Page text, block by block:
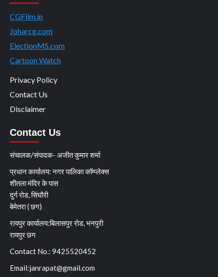
CGFilm.in
Joharcg.com
ElectionMS.com
Cartoon Watch
Privacy Policy
Contact Us
Disclaimer
Contact Us
संचालक/संपादक- अजीत कुमार शर्मा
प्रधान कार्यालय: नगर पालिका कॉम्प्लेक्स
शीतला मंदिर के पास
दुर्ग रोड, सिंघौरी
बेमेतरा ( छग)
रायपुर कार्यालय:बिलासपुर रोड, भनपुरी
रायपुर छग
Contact No.: 9425520452
Email:janrapat@gmail.com